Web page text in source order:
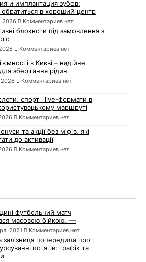
и имплантация зубов:
в хороший центр
2026 Комментариев нет
блокноти під замовлення з
Комментариев нет
в Києві – надійне
зберігання рідин
Комментариев нет
спорт і live-формати в
маршруті
Комментариев нет
та акції без міфів, які
до активації
Комментариев нет
футбольний матч
масовою бійкою, —
2021 Комментариев нет
залізниця попередила про
потягів: графік та